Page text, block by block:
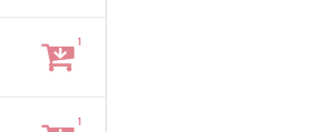
1
1